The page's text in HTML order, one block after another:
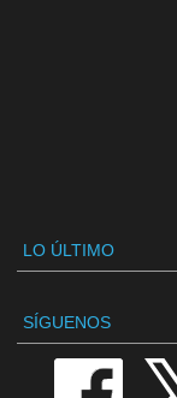
LO ÚLTIMO
SÍGUENOS